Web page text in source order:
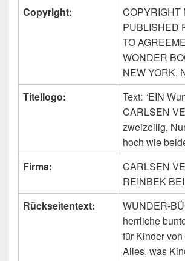
Copyright:
COPYRIGHT
PUBLISHED
TO
WONDER
NEW YORK,
Titellogo:
Text: “EIN
CARLSEN
zweizeilig,
hoch wie
Firma:
CARLSEN
REINBEK
Rückseitentext:
WUNDER-
herrliche
für Kinder
Alles, was